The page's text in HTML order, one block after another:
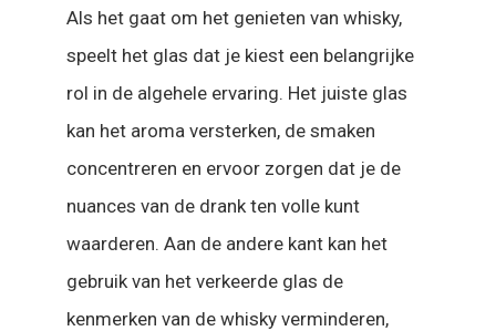
Als het gaat om het genieten van whisky,
speelt het glas dat je kiest een belangrijke
rol in de algehele ervaring. Het juiste glas
kan het aroma versterken, de smaken
concentreren en ervoor zorgen dat je de
nuances van de drank ten volle kunt
waarderen. Aan de andere kant kan het
gebruik van het verkeerde glas de
kenmerken van de whisky verminderen,